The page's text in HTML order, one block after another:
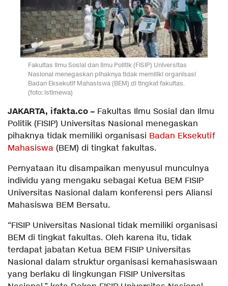
Fakultas Ilmu Sosial dan Ilmu Politik (FISIP) Universitas
Nasional menegaskan pihaknya tidak memiliki organisasi
Badan Eksekutif Mahasiswa (BEM) di tingkat fakultas.
(foto: istimewa)
JAKARTA, ifakta.co – Fakultas Ilmu Sosial dan Ilmu
Politik (FISIP) Universitas Nasional menegaskan
pihaknya tidak memiliki organisasi Badan Eksekutif
Mahasiswa (BEM) di tingkat fakultas.
Pernyataan itu disampaikan menyusul munculnya
individu yang mengaku sebagai Ketua BEM FISIP
Universitas Nasional dalam konferensi pers Aliansi
Mahasiswa BEM Bersatu.
“FISIP Universitas Nasional tidak memiliki organisasi
BEM di tingkat fakultas. Oleh karena itu, tidak
terdapat jabatan Ketua BEM FISIP Universitas
Nasional dalam struktur organisasi kemahasiswaan
yang berlaku di lingkungan FISIP Universitas